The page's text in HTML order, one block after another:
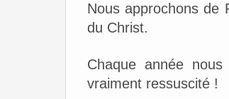
Nous approchons de
du Christ.
Chaque année
vraiment ressuscité !